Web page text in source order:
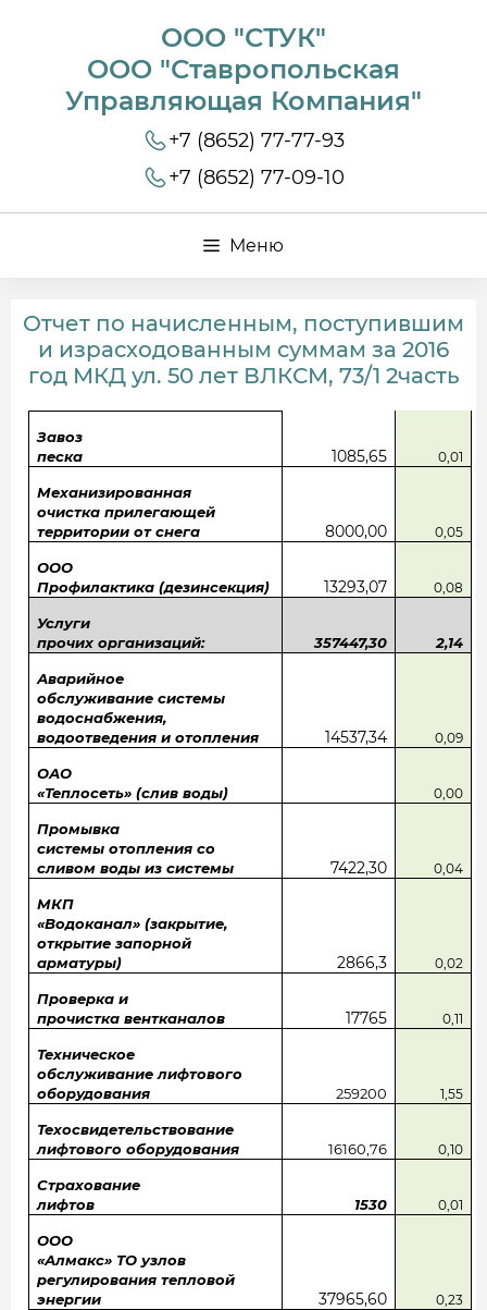
ООО "СТУК"
ООО "Ставропольская
Управляющая Компания"
+7 (8652) 77-77-93
+7 (8652) 77-09-10
Меню
Отчет по начисленным, поступившим
и израсходованным суммам за 2016
год МКД ул. 50 лет ВЛКСМ, 73/1 2часть
Завоз
песка
1085,65 0,01
Механизированная
очистка прилегающей
территории от снега
8000,00 0,05
ООО
Профилактика (дезинсекция)
13293,07 0,08
Услуги
прочих организаций:
357447,30 2,14
Аварийное
обслуживание системы
водоснабжения,
водоотведения и отопления
14537,34 0,09
ОАО
«Теплосеть» (слив воды)
0,00
Промывка
системы отопления со
сливом воды из системы
7422,30 0,04
МКП
«Водоканал» (закрытие,
открытие запорной
арматуры)
2866,3 0,02
Проверка и
прочистка вентканалов
17765 0,11
Техническое
обслуживание лифтового
оборудования
259200 1,55
Техосвидетельствование
лифтового оборудования
16160,76 0,10
Страхование
лифтов
1530 0,01
ООО
«Алмакс» ТО узлов
регулирования тепловой
энергии
37965,60 0,23